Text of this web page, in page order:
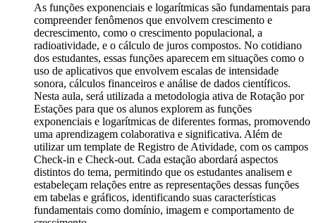
As funções exponenciais e logarítmicas são fundamentais para
compreender fenômenos que envolvem crescimento e
decrescimento, como o crescimento populacional, a
radioatividade, e o cálculo de juros compostos. No cotidiano
dos estudantes, essas funções aparecem em situações como o
uso de aplicativos que envolvem escalas de intensidade
sonora, cálculos financeiros e análise de dados científicos.
Nesta aula, será utilizada a metodologia ativa de Rotação por
Estações para que os alunos explorem as funções
exponenciais e logarítmicas de diferentes formas, promovendo
uma aprendizagem colaborativa e significativa. Além de
utilizar um template de Registro de Atividade, com os campos
Check-in e Check-out. Cada estação abordará aspectos
distintos do tema, permitindo que os estudantes analisem e
estabeleçam relações entre as representações dessas funções
em tabelas e gráficos, identificando suas características
fundamentais como domínio, imagem e comportamento de